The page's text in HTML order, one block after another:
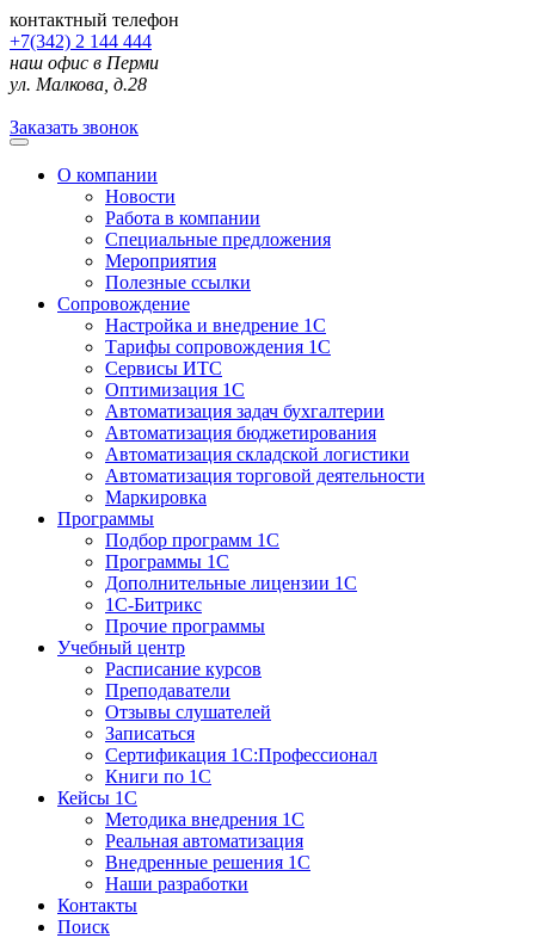
контактный телефон
+7(342) 2 144 444
наш офис в Перми
ул. Малкова, д.28
Заказать звонок
О компании
Новости
Работа в компании
Специальные предложения
Мероприятия
Полезные ссылки
Сопровождение
Настройка и внедрение 1С
Тарифы сопровождения 1С
Сервисы ИТС
Оптимизация 1С
Автоматизация задач бухгалтерии
Автоматизация бюджетирования
Автоматизация складской логистики
Автоматизация торговой деятельности
Маркировка
Программы
Подбор программ 1С
Программы 1С
Дополнительные лицензии 1С
1С-Битрикс
Прочие программы
Учебный центр
Расписание курсов
Преподаватели
Отзывы слушателей
Записаться
Сертификация 1С:Профессионал
Книги по 1С
Кейсы 1С
Методика внедрения 1С
Реальная автоматизация
Внедренные решения 1С
Наши разработки
Контакты
Поиск